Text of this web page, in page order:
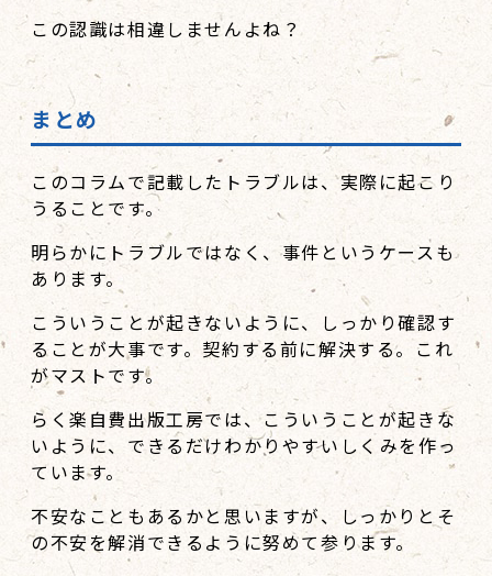
この認識は相違しませんよね？
まとめ
このコラムで記載したトラブルは、実際に起こり
うることです。
明らかにトラブルではなく、事件というケースも
あります。
こういうことが起きないように、しっかり確認す
ることが大事です。契約する前に解決する。これ
がマストです。
らく楽自費出版工房では、こういうことが起きな
いように、できるだけわかりやすいしくみを作っ
ています。
不安なこともあるかと思いますが、しっかりとそ
の不安を解消できるように努めて参ります。